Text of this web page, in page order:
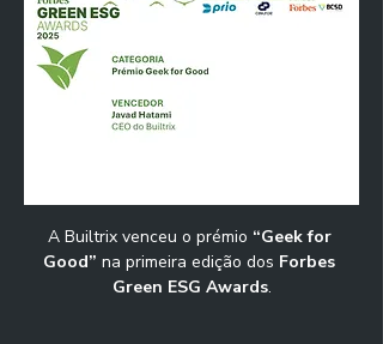
A Builtrix venceu o prémio “Geek for
Good” na primeira edição dos Forbes
Green ESG Awards.